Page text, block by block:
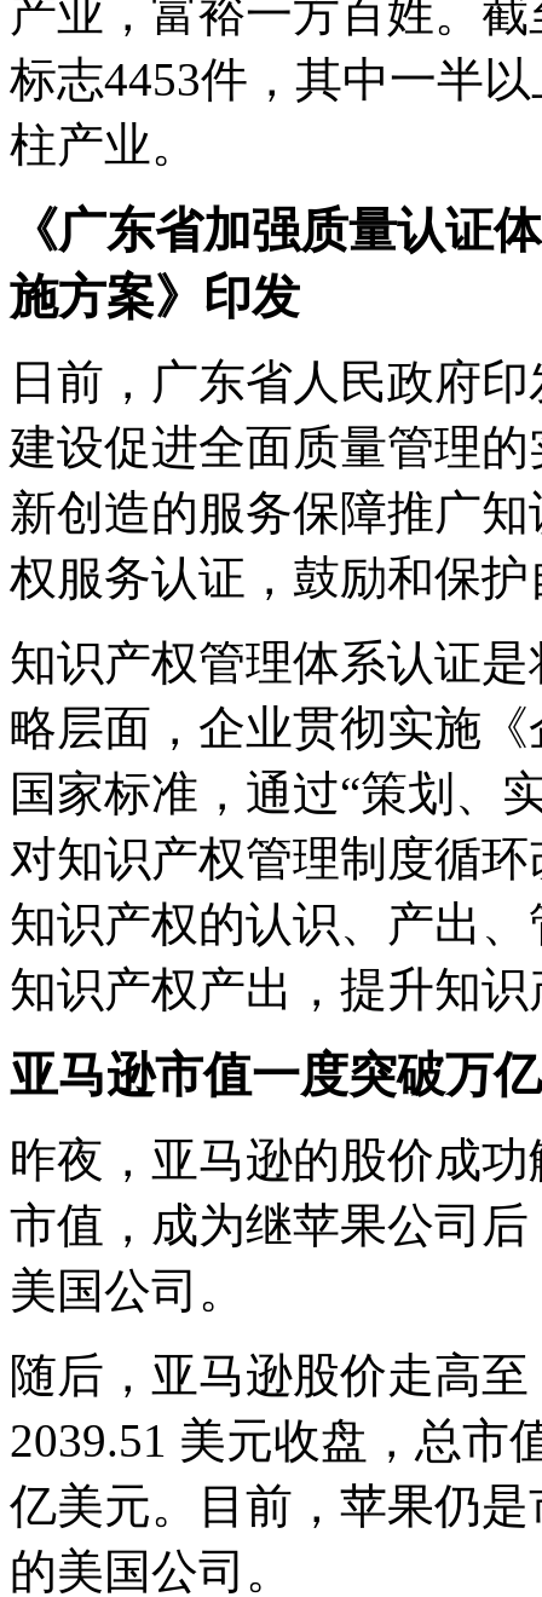
产业，富裕一方百姓。
标志4453件，其中一半
柱产业。
《广东省加强质量认证
施方案》印发
日前，广东省人民政府
建设促进全面质量管理
新创造的服务保障推广
权服务认证，鼓励和保
知识产权管理体系认证
略层面，企业贯彻实施
国家标准，通过“策划、
对知识产权管理制度循
知识产权的认识、产出
知识产权产出，提升知
亚马逊市值一度突破万
昨夜，亚马逊的股价成
市值，成为继苹果公司
美国公司。
随后，亚马逊股价走高
2039.51 美元收盘，总市
亿美元。目前，苹果仍
的美国公司。